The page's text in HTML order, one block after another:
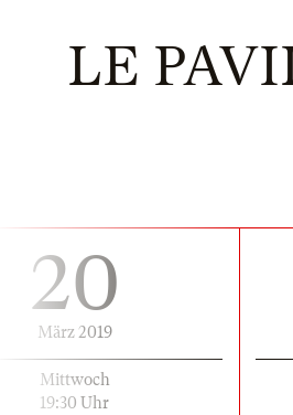
LE
20
März 2019
Mittwoch
19:30 Uhr